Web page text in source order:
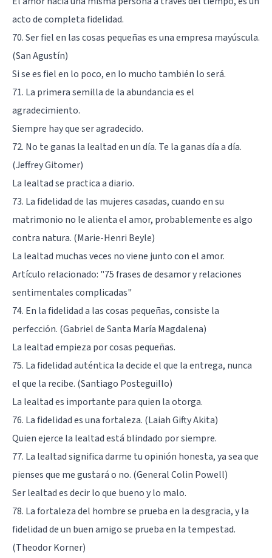
acto de completa fidelidad.
70. Ser fiel en las cosas pequeñas es una empresa mayúscula.
(San Agustín)
Si se es fiel en lo poco, en lo mucho también lo será.
71. La primera semilla de la abundancia es el
agradecimiento.
Siempre hay que ser agradecido.
72. No te ganas la lealtad en un día. Te la ganas día a día.
(Jeffrey Gitomer)
La lealtad se practica a diario.
73. La fidelidad de las mujeres casadas, cuando en su
matrimonio no le alienta el amor, probablemente es algo
contra natura. (Marie-Henri Beyle)
La lealtad muchas veces no viene junto con el amor.
Artículo relacionado: "75 frases de desamor y relaciones
sentimentales complicadas"
74. En la fidelidad a las cosas pequeñas, consiste la
perfección. (Gabriel de Santa María Magdalena)
La lealtad empieza por cosas pequeñas.
75. La fidelidad auténtica la decide el que la entrega, nunca
el que la recibe. (Santiago Posteguillo)
La lealtad es importante para quien la otorga.
76. La fidelidad es una fortaleza. (Laiah Gifty Akita)
Quien ejerce la lealtad está blindado por siempre.
77. La lealtad significa darme tu opinión honesta, ya sea que
pienses que me gustará o no. (General Colin Powell)
Ser lealtad es decir lo que bueno y lo malo.
78. La fortaleza del hombre se prueba en la desgracia, y la
fidelidad de un buen amigo se prueba en la tempestad.
(Theodor Korner)